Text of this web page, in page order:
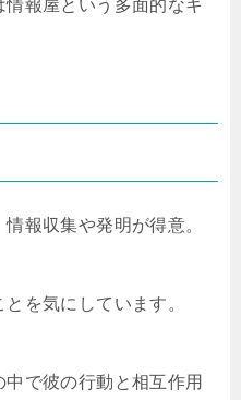
報屋という多面的なキ
報収集や発明が得意。
を気にしています。
で彼の行動と相互作用